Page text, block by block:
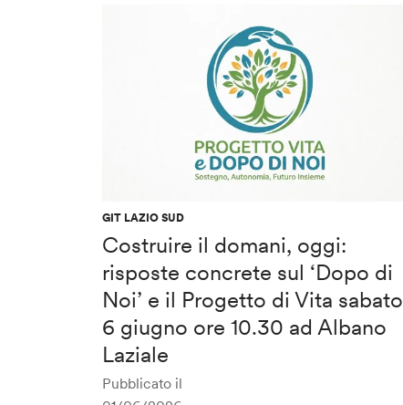
GIT LAZIO SUD
Costruire il domani, oggi:
risposte concrete sul ‘Dopo di
Noi’ e il Progetto di Vita sabato
6 giugno ore 10.30 ad Albano
Laziale
Pubblicato il